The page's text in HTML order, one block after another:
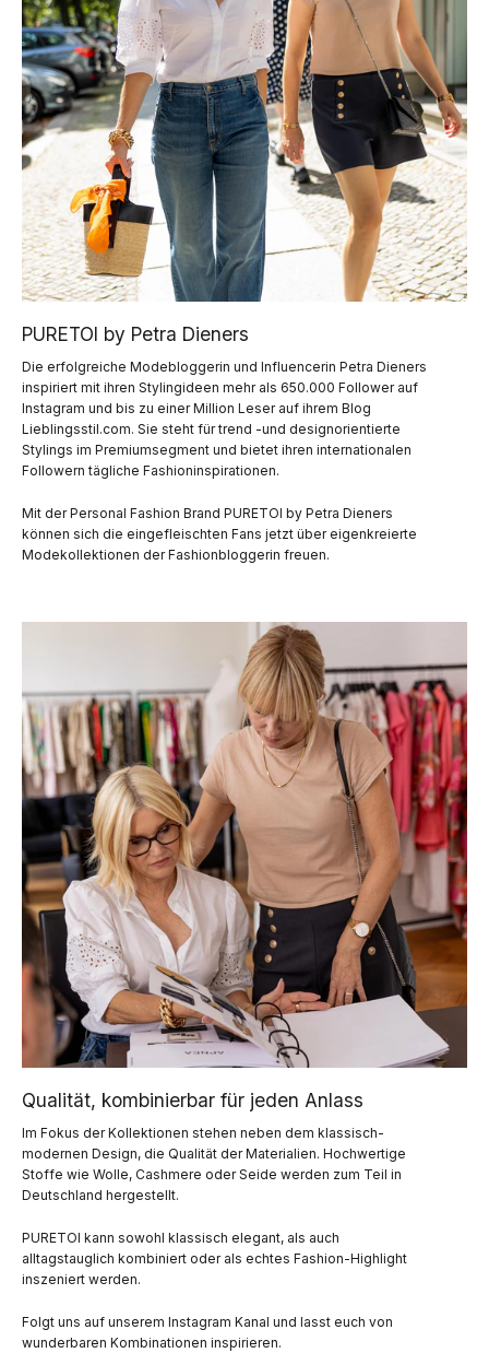
PURETOI by Petra Dieners
Die erfolgreiche Modebloggerin und Influencerin Petra Dieners
inspiriert mit ihren Stylingideen mehr als 650.000 Follower auf
Instagram und bis zu einer Million Leser auf ihrem Blog
Lieblingsstil.com. Sie steht für trend -und designorientierte
Stylings im Premiumsegment und bietet ihren internationalen
Followern tägliche Fashioninspirationen.
Mit der Personal Fashion Brand PURETOI by Petra Dieners
können sich die eingefleischten Fans jetzt über eigenkreierte
Modekollektionen der Fashionbloggerin freuen.
Qualität, kombinierbar für jeden Anlass
Im Fokus der Kollektionen stehen neben dem klassisch-
modernen Design, die Qualität der Materialien. Hochwertige
Stoffe wie Wolle, Cashmere oder Seide werden zum Teil in
Deutschland hergestellt.
PURETOI kann sowohl klassisch elegant, als auch
alltagstauglich kombiniert oder als echtes Fashion-Highlight
inszeniert werden.
Folgt uns auf unserem Instagram Kanal und lasst euch von
wunderbaren Kombinationen inspirieren.